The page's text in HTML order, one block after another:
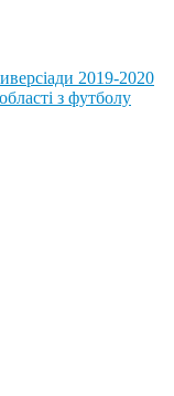
2019-2020
з футболу